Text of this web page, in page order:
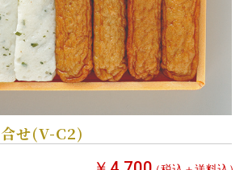
せ(V-C2)